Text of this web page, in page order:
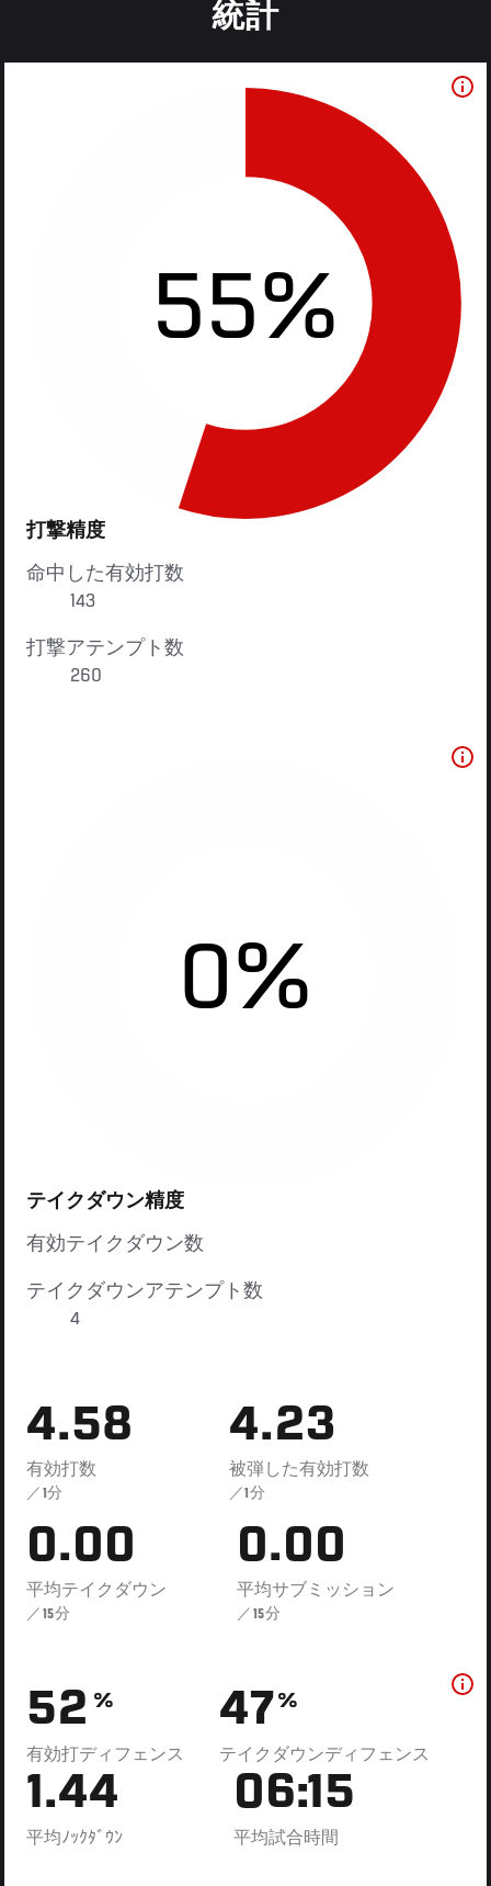
統計
55%
打撃精度
命中した有効打数
143
打撃アテンプト数
260
0%
テイクダウン精度
有効テイクダウン数
テイクダウンアテンプト数
4
4.58
有効打数
／1分
4.23
被弾した有効打数
／1分
0.00
平均テイクダウン
／15分
0.00
平均サブミッション
／15分
52 %
有効打ディフェンス
47%
テイクダウンディフェンス
1.44
平均ﾉｯｸﾀﾞｳﾝ
06:15
平均試合時間